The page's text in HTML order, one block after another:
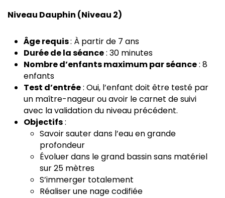
Niveau Dauphin (Niveau 2)
Âge requis: À partir de 7 ans
Durée de la séance: 30 minutes
Nombre d’enfants maximum par séance: 8
enfants
Test d’entrée: Oui, l’enfant doit être testé par
un maître-nageur ou avoir le carnet de suivi
avec la validation du niveau précédent.
Objectifs:
Savoir sauter dans l’eau en grande
profondeur
Évoluer dans le grand bassin sans matériel
sur 25 mètres
S’immerger totalement
Réaliser une nage codifiée